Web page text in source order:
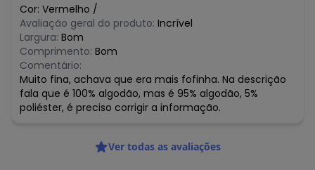
Cor: Vermelho /
Avaliação geral do produto: Incrível
Largura: Bom
Comprimento: Bom
Comentário:
Muito fina, achava que era mais fofinha. Na descrição
fala que é 100% algodão, mas é 95% algodão, 5%
poliéster, é preciso corrigir a informação.
Ver todas as avaliações